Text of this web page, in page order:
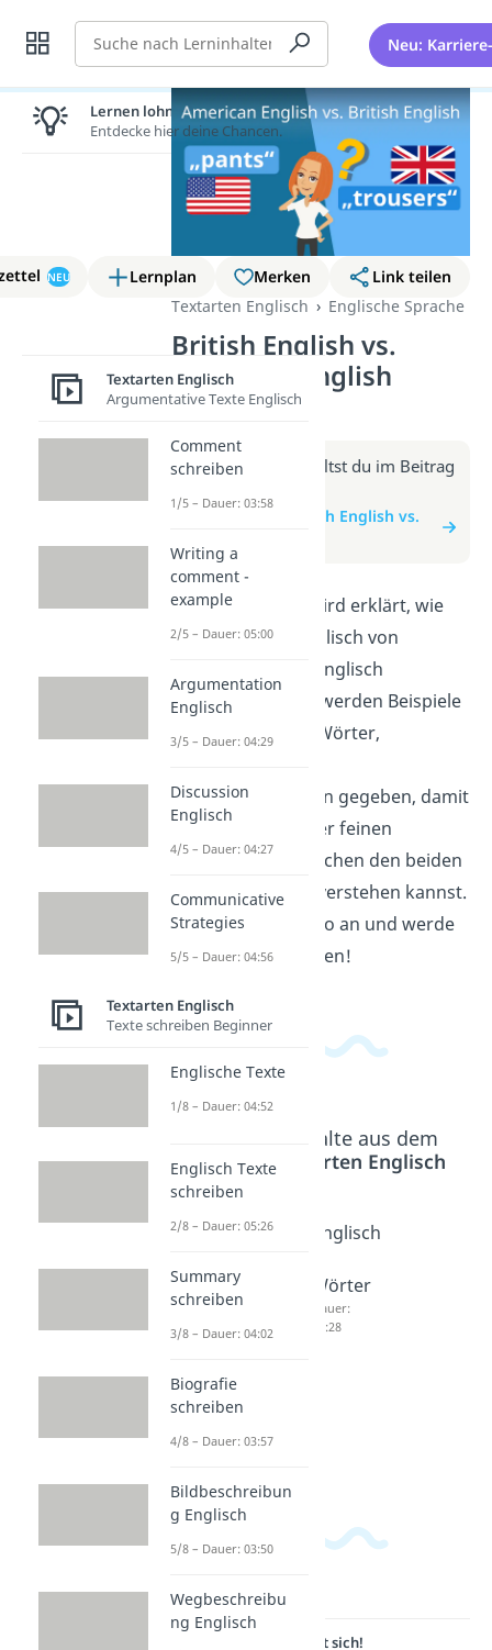
Suche Neu:
NEU Lernplan Merken
Link teilen
Textarten Englisch
Englische Sprache
British English vs.
American English
(Video)
Weitere Infos erhältst du im Beitrag
zum Beitrag: British English vs.
In diesem Video wird erklärt, wie
sich britisches Englisch von
amerikanischem Englisch
unterscheidet. Es werden Beispiele
für verschiedene Wörter,
Rechtschreibungen gegeben, damit
du die kleinen, aber feinen
Unterschiede zwischen den beiden
Varianten besser verstehen kannst.
Schau dir das Video an und werde
zum Sprachexperten!
Beliebte Inhalte aus dem
BereichTextarten Englisch
Englisch
n lernen
Dauer:
04:26
Englisch
Dauer:
03:34
Englisch
Wörter
Dauer:
03:28
Lernen lohnt sich!
Lernen lohnt sich!
Entdecke hier deine Chancen.
Textarten Englisch
Argumentative Texte Englisch
Comment
schreiben
1/5 – Dauer: 03:58
Writing a
comment -
example
2/5 – Dauer: 05:00
Argumentation
Englisch
3/5 – Dauer: 04:29
Discussion
Englisch
4/5 – Dauer: 04:27
Communicative
Strategies
5/5 – Dauer: 04:56
Textarten Englisch
Texte schreiben Beginner
Englische Texte
1/8 – Dauer: 04:52
Englisch Texte
schreiben
2/8 – Dauer: 05:26
Summary
schreiben
3/8 – Dauer: 04:02
Biografie
schreiben
4/8 – Dauer: 03:57
Bildbeschreibun
g Englisch
5/8 – Dauer: 03:50
Wegbeschreibu
ng Englisch